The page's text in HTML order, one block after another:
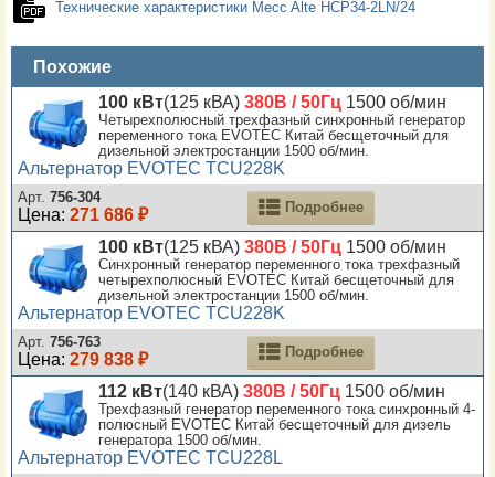
Технические характеристики Mecc Alte HCP34-2LN/24
Похожие
100 кВт(125 кВА) 380В / 50Гц 1500 об/мин
Четырехполюсный трехфазный синхронный генератор
переменного тока EVOTEC Китай бесщеточный для
дизельной электростанции 1500 об/мин.
Альтернатор EVOTEC TCU228K
Арт. 756-304
Цена: 271 686 ₽ Подробнее
100 кВт(125 кВА) 380В / 50Гц 1500 об/мин
Синхронный генератор переменного тока трехфазный
четырехполюсный EVOTEC Китай бесщеточный для
дизельной электростанции 1500 об/мин.
Альтернатор EVOTEC TCU228K
Арт. 756-763
Цена: 279 838 ₽ Подробнее
112 кВт(140 кВА) 380В / 50Гц 1500 об/мин
Трехфазный генератор переменного тока синхронный 4-
полюсный EVOTEC Китай бесщеточный для дизель
генератора 1500 об/мин.
Альтернатор EVOTEC TCU228L